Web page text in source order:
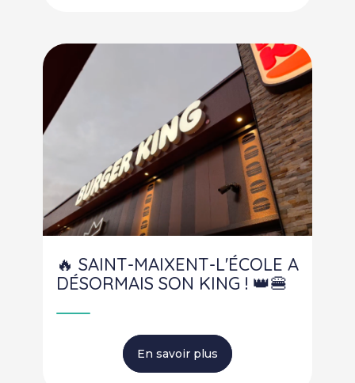
🔥 SAINT-MAIXENT-L'ÉCOLE A
DÉSORMAIS SON KING ! 👑🍔
En savoir plus